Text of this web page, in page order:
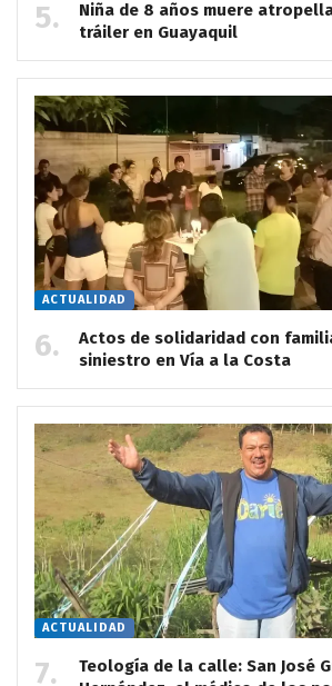
Niña de 8 años muere
tráiler en Guayaquil
ACTUALIDAD
Actos de solidaridad con
siniestro en Vía a la Costa
ACTUALIDAD
Teología de la calle: San José